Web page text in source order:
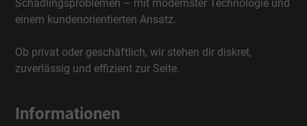
Schädlingsproblemen – mit modernster Technologie und
einem kundenorientierten Ansatz.
Ob privat oder geschäftlich, wir stehen dir diskret,
zuverlässig und effizient zur Seite.
Informationen